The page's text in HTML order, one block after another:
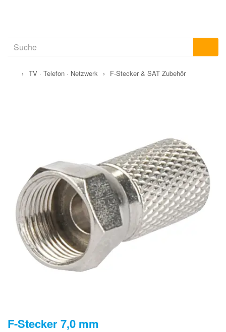
› TV · Telefon · Netzwerk › F-Stecker & SAT Zubehör
F-Stecker 7,0 mm